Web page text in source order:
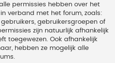
permissies hebben over het
verband met het forum, zoals:
gebruikersgroepen of
zijn natuurlijk afhankelijk
toegewezen. Ook afhankelijk
hebben ze mogelijk alle